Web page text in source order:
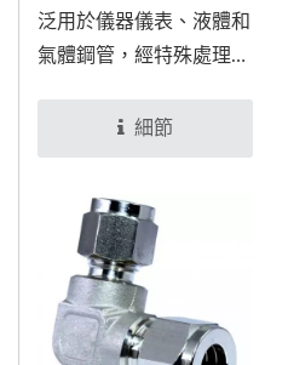
泛用於儀器儀表、液體和
氣體鋼管，經特殊處理
細節